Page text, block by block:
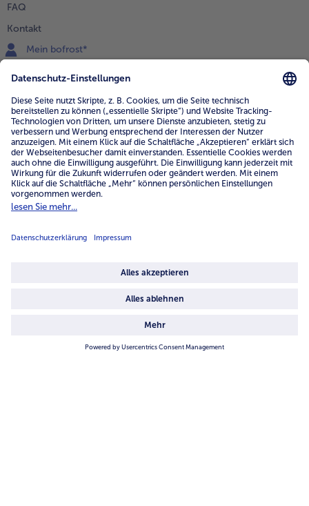
FAQ
Kontakt
Mein bofrost*
0800 - 000 19 18
Mo.-Fr.: 7-21 Uhr Sa: 8-16 Uhr
Service
Unternehmen
Über uns